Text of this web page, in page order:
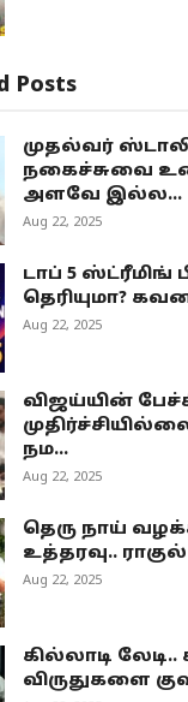
Posts
முதல்வர்
நகைச்சுவை
அளவே இல்ல...
Aug 22, 2025
டாப் 5 ஸ்ட்ரீமிங்
தெரியுமா?
Aug 22, 2025
விஜய்யின்
நம...
Aug 22, 2025
தெரு நாய்
உத்தரவு..
Aug 22, 2025
கில்லாடி
விருதுகளை